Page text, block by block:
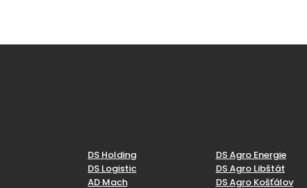
DS Holding
DS Logistic
AD Mach
DS Agro Energie
DS Agro Libštát
DS Agro Košťálov